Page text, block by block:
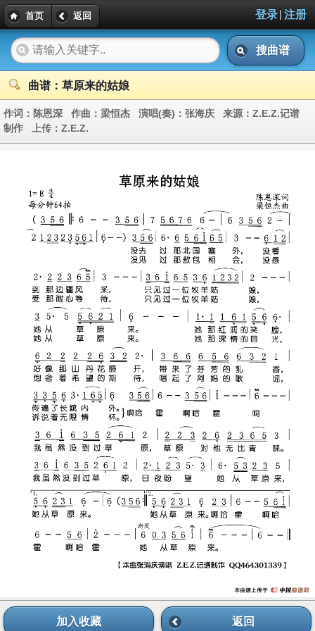
首页 返回 登录| 注册
搜曲谱
曲谱：草原来的姑娘
作词： 陈恩深 作曲： 梁恒杰 演唱(奏)： 张海庆 来源： Z.E.Z.记谱
制作 上传： Z.E.Z.
加入收藏 返回